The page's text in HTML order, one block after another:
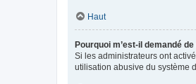
Haut
Pourquoi m’est-il demandé
Si les administrateurs ont
utilisation abusive du système